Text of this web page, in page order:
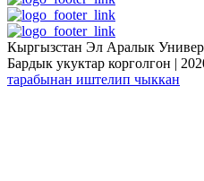
Кыргызстан Эл Аралык
Бардык укуктар корголгон |
тарабынан иштелип чыккан